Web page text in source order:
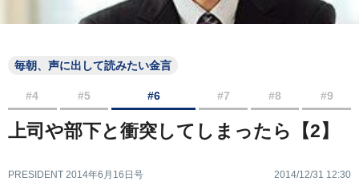
毎朝、声に出して読みたい金言
#4 #5 #6 #7 #8 #9
上司や部下と衝突してしまったら【2】
PRESIDENT 2014年6月16日号 2014/12/31 12:30